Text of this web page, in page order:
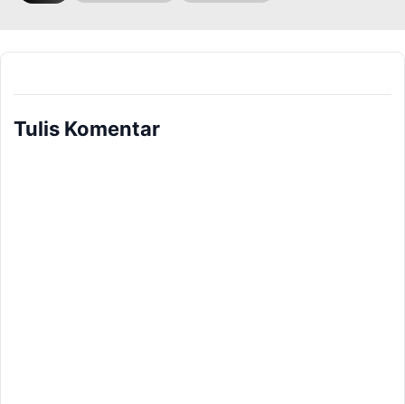
Tulis Komentar